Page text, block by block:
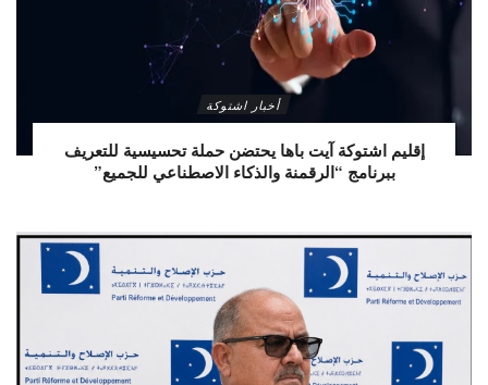
أخبار اشتوكة
إقليم اشتوكة آيت باها يحتضن حملة تحسيسية للتعريف
ببرنامج “الرقمنة والذكاء الاصطناعي للجميع”